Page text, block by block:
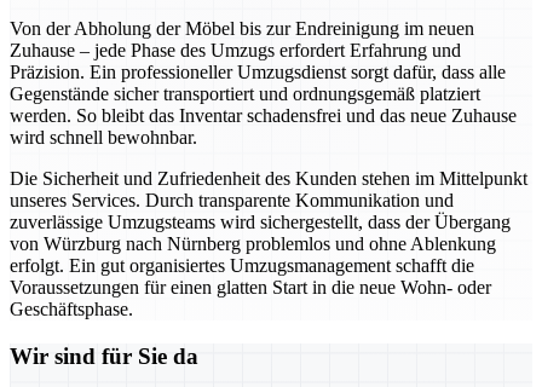
Von der Abholung der Möbel bis zur Endreinigung im neuen
Zuhause – jede Phase des Umzugs erfordert Erfahrung und
Präzision. Ein professioneller Umzugsdienst sorgt dafür, dass alle
Gegenstände sicher transportiert und ordnungsgemäß platziert
werden. So bleibt das Inventar schadensfrei und das neue Zuhause
wird schnell bewohnbar.
Die Sicherheit und Zufriedenheit des Kunden stehen im Mittelpunkt
unseres Services. Durch transparente Kommunikation und
zuverlässige Umzugsteams wird sichergestellt, dass der Übergang
von Würzburg nach Nürnberg problemlos und ohne Ablenkung
erfolgt. Ein gut organisiertes Umzugsmanagement schafft die
Voraussetzungen für einen glatten Start in die neue Wohn- oder
Geschäftsphase.
Wir sind für Sie da